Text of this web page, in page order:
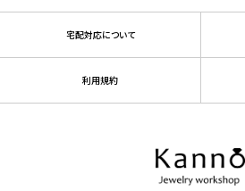
宅配対応について
利用規約